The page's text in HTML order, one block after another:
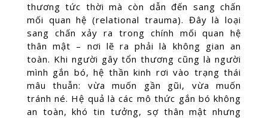
thương tức thời mà còn dẫn đến sang chấn
mối quan hệ (relational trauma). Đây là loại
sang chấn xảy ra trong chính mối quan hệ
thân mật – nơi lẽ ra phải là không gian an
toàn. Khi người gây tổn thương cũng là người
mình gắn bó, hệ thần kinh rơi vào trạng thái
mâu thuẫn: vừa muốn gần gũi, vừa muốn
tránh né. Hệ quả là các mô thức gắn bó không
an toàn, khó tin tưởng, sợ thân mật nhưng